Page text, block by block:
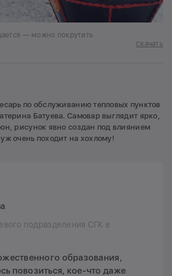
— можно покрутить
Скачать
по обслуживанию тепловых пунктов
Батуева. Самовар выглядит ярко,
рисунок явно создан под влиянием
очень походит на хохлому!
подразделения СГК в
образования,
повозиться, кое-что даже